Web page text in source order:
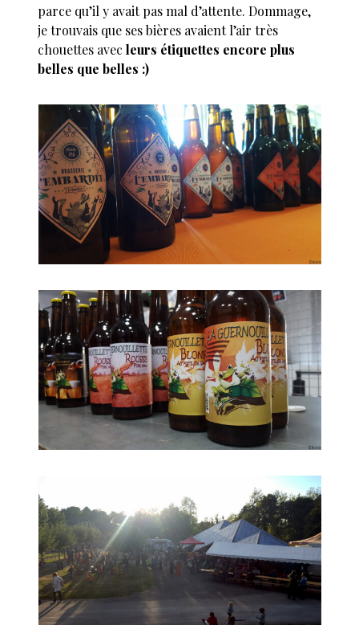
parce qu’il y avait pas mal d’attente. Dommage,
je trouvais que ses bières avaient l’air très
chouettes avec leurs étiquettes encore plus
belles que belles :)